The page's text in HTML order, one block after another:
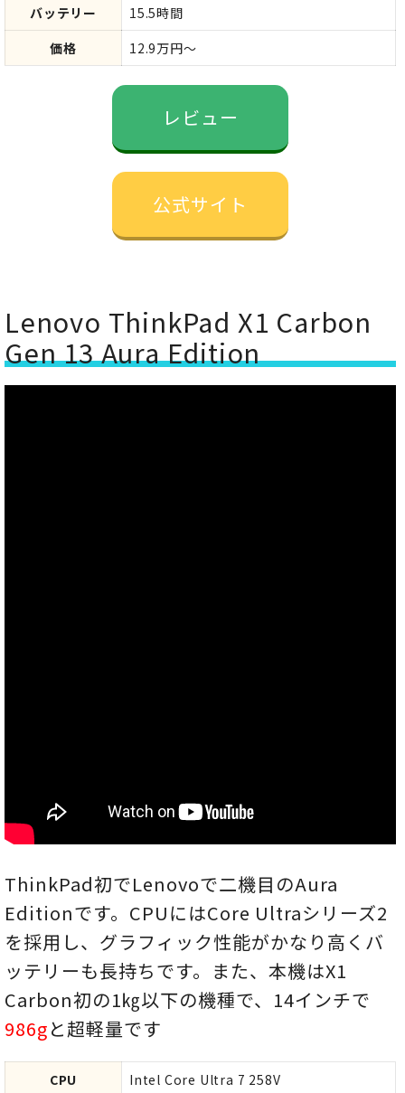
バッテリー
15.5時間
価格
12.9万円～
レビュー
公式サイト
Lenovo ThinkPad X1 Carbon
Gen 13 ​Aura Edition
ThinkPad初でLenovoで二機目のAura
Editionです。CPUにはCore Ultraシリーズ2
を採用し、グラフィック性能がかなり高くバ
ッテリーも長持ちです。また、本機はX1
Carbon初の1㎏以下の機種で、14インチで
986gと超軽量です
CPU
Intel Core Ultra 7 258V